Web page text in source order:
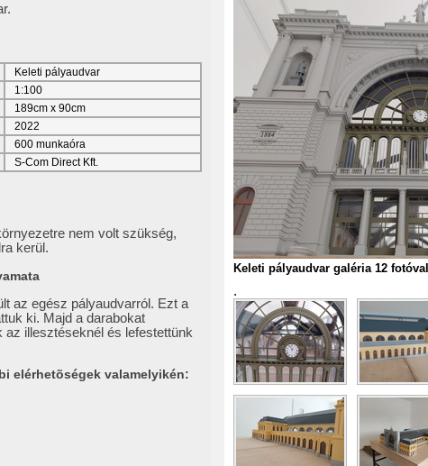
Keleti pályaudvar
1:100
189cm x 90cm
2022
600 munkaóra
S-Com Direct Kft.
nem volt szükség,
kerül.
az egész pályaudvarról. Ezt a
ki. Majd a darabokat
illesztéseknél és lefestettünk
elérhetõségek valamelyikén:
Keleti pályaudvar galéria 12 fotóval
.